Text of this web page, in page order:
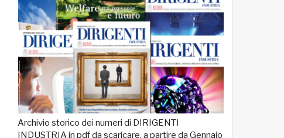
Archivio storico dei numeri di DIRIGENTI
INDUSTRIA in pdf da scaricare, a partire da Gennaio